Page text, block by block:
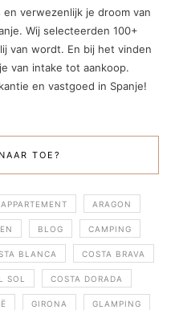
verwezenlijk je droom van
Wij selecteerden 100+
van wordt. En bij het vinden
van intake tot aankoop.
en vastgoed in Spanje!
TOE?
APPARTEMENT ARAGON
BLOG CAMPING
BLANCA COSTA BRAVA
SOL COSTA DORADA
GIRONA GLAMPING